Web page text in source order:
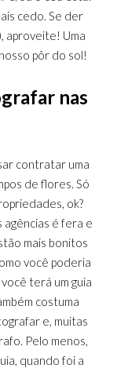
cedo. Se der
aproveite! Uma
pôr do sol!
nas
contratar uma
de flores. Só
ok?
agências é fera e
mais bonitos
você poderia
terá um guia
costuma
e, muitas
Pelo menos,
quando foi a